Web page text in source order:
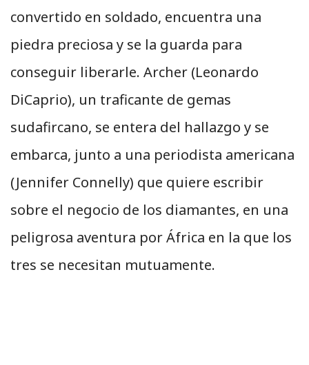
convertido en soldado, encuentra una
piedra preciosa y se la guarda para
conseguir liberarle. Archer (Leonardo
DiCaprio), un traficante de gemas
sudafircano, se entera del hallazgo y se
embarca, junto a una periodista americana
(Jennifer Connelly) que quiere escribir
sobre el negocio de los diamantes, en una
peligrosa aventura por África en la que los
tres se necesitan mutuamente.